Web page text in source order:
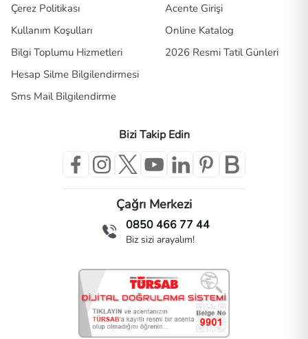
Çerez Politikası
Kullanım Koşulları
Bilgi Toplumu Hizmetleri
Hesap Silme Bilgilendirmesi
Sms Mail Bilgilendirme
Acente Girişi
Online Katalog
2026 Resmi Tatil Günleri
Bizi Takip Edin
Çağrı Merkezi
0850 466 77 44
Biz sizi arayalım!